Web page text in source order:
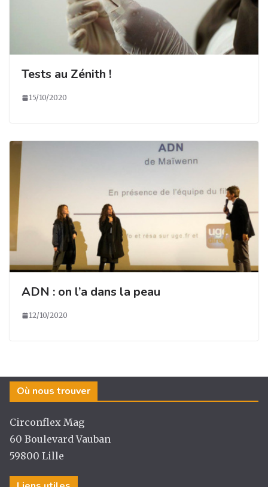
Tests au Zénith !
15/10/2020
ADN : on l’a dans la peau
12/10/2020
Où nous trouver
Circonflex Mag
60 Boulevard Vauban
59800 Lille